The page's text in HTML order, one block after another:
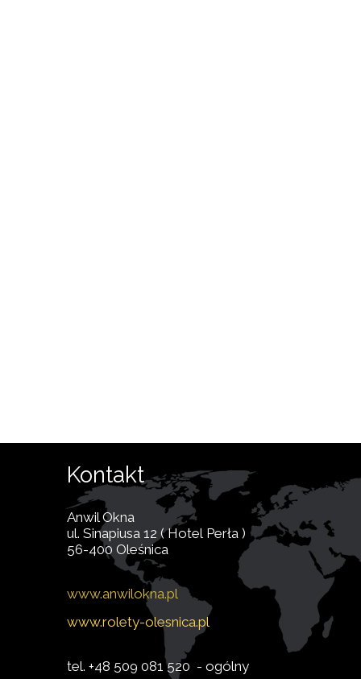
Anwil Okna
ul. Sinapiusa 12 ( Hotel Perła )
56-400 Oleśnica
www.anwilokna.pl
www.rolety-olesnica.pl
tel. +48 509 081 520 - ogólny
Kontakt